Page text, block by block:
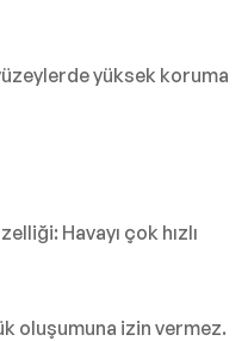
yüksek koruma
Havayı çok hızlı
oluşumuna izin vermez.